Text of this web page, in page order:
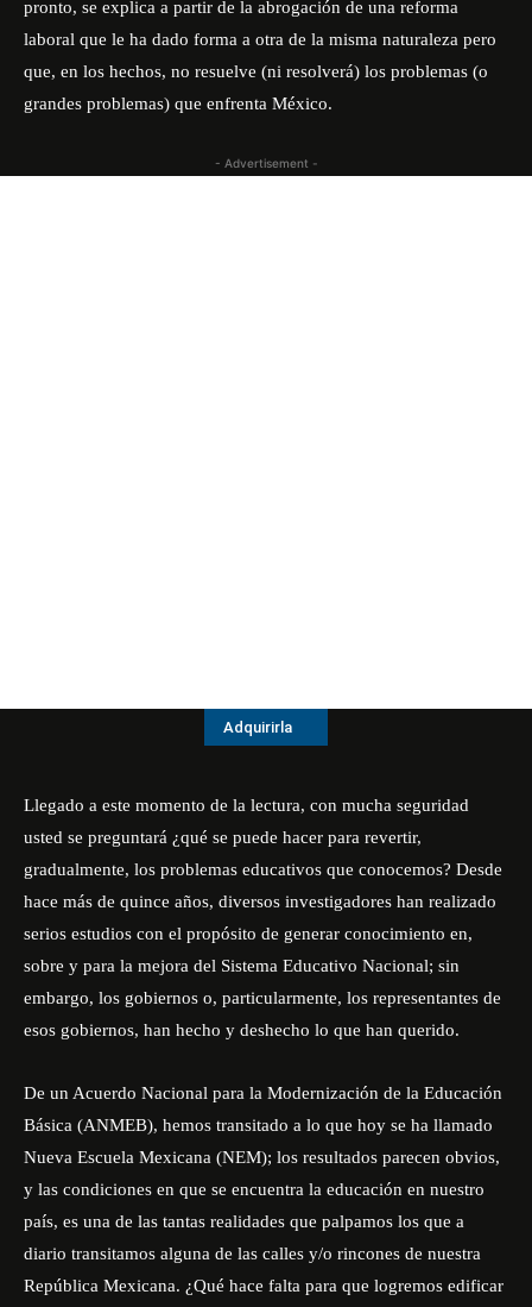
pronto, se explica a partir de la abrogación de una reforma
laboral que le ha dado forma a otra de la misma naturaleza pero
que, en los hechos, no resuelve (ni resolverá) los problemas (o
grandes problemas) que enfrenta México.
- Advertisement -
Adquirirla
Llegado a este momento de la lectura, con mucha seguridad
usted se preguntará ¿qué se puede hacer para revertir,
gradualmente, los problemas educativos que conocemos? Desde
hace más de quince años, diversos investigadores han realizado
serios estudios con el propósito de generar conocimiento en,
sobre y para la mejora del Sistema Educativo Nacional; sin
embargo, los gobiernos o, particularmente, los representantes de
esos gobiernos, han hecho y deshecho lo que han querido.
De un Acuerdo Nacional para la Modernización de la Educación
Básica (ANMEB), hemos transitado a lo que hoy se ha llamado
Nueva Escuela Mexicana (NEM); los resultados parecen obvios,
y las condiciones en que se encuentra la educación en nuestro
país, es una de las tantas realidades que palpamos los que a
diario transitamos alguna de las calles y/o rincones de nuestra
República Mexicana. ¿Qué hace falta para que logremos edificar